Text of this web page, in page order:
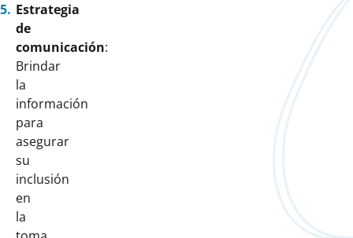
Estrategia
de
comunicación:
Brindar
la
información
para
asegurar
su
inclusión
en
la